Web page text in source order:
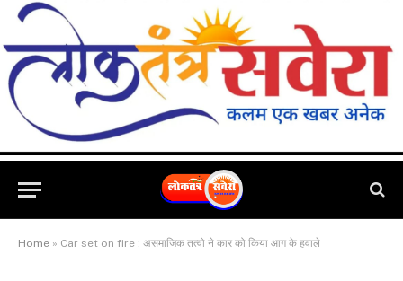
Home » Car set on fire : असमाजिक तत्वो ने कार को किया आग के हवाले